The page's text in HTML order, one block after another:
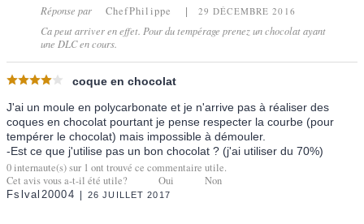
Réponse par ChefPhilippe 29 DÉCEMBRE 2016
Ca peut arriver en effet. Pour du tempérage prenez un chocolat ayant
une DLC en cours.
coque en chocolat
J'ai un moule en polycarbonate et je n'arrive pas à réaliser des
coques en chocolat pourtant je pense respecter la courbe (pour
tempérer le chocolat) mais impossible à démouler.
-Est ce que j'utilise pas un bon chocolat ? (j'ai utiliser du 70%)
0internaute(s) sur 1 ont trouvé ce commentaire utile.
Cet avis vous a-t-il été utile?
Oui Non
Fslval20004 26 JUILLET 2017